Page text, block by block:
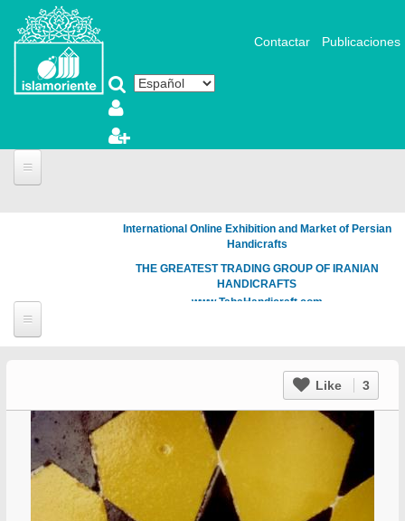
Pasar al contenido principal
Contactar Publicaciones
International Online Exhibition and Market of Persian
Handicrafts
THE GREATEST TRADING GROUP OF IRANIAN
HANDICRAFTS
www.TahaHandicraft.com
Like 3